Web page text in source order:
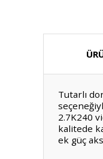
Tutarlı
2.7K240
kalitede
ek güç